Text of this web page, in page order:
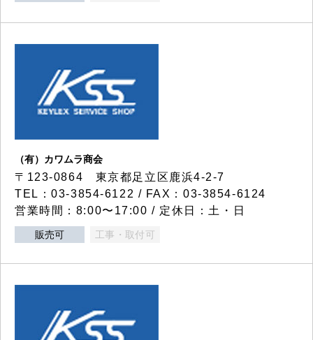
（有）カワムラ商会
〒123-0864 東京都足立区鹿浜4-2-7
TEL：03-3854-6122 / FAX：03-3854-6124
営業時間：8:00〜17:00 / 定休日：土・日
販売可 工事・取付可